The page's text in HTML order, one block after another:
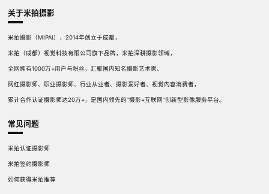
关于米拍摄影
米拍摄影（MIPAI），2014年创立于成都，
米拍（成都）视觉科技有限公司旗下品牌，米拍深耕摄影领域，
全网拥有1000万+用户与粉丝，汇聚国内知名摄影艺术家、
网红摄影师、职业摄影师、行业从业者、摄影爱好者、视觉内容消费者，
累计合作认证摄影师达20万+，是国内领先的“摄影+互联网”创新型影像服务平台。
常见问题
米拍认证摄影师
米拍签约摄影师
如何获得米拍推荐